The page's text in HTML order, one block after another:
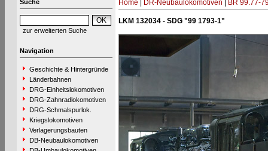
Suche
zur erweiterten Suche
Navigation
Geschichte & Hintergründe
Länderbahnen
DRG-Einheitslokomotiven
DRG-Zahnradlokomotiven
DRG-Schmalspurlok.
Kriegslokomotiven
Verlagerungsbauten
DB-Neubaulokomotiven
Home DR-Neubaulokomotiven BR 99.77-
LKM 132034 - SDG "99 1793-1"